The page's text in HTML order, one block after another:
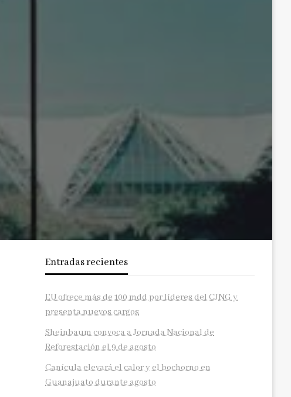
Entradas recientes
EU ofrece más de 100 mdd por líderes del CJNG y
presenta nuevos cargos
Sheinbaum convoca a Jornada Nacional de
Reforestación el 9 de agosto
Canícula elevará el calor y el bochorno en
Guanajuato durante agosto